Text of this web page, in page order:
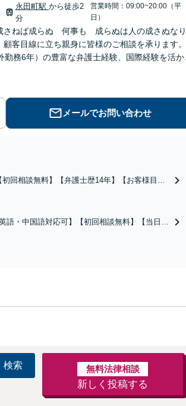
永田町駅 から徒歩2
分
営業時間：09:00~20:00（平
日）
さねば成らぬ 何事も 成らぬは人の成さぬなり
客目線に立ち親身に皆様のご相談を承ります。
勤務6年）の豊富な弁護士経験、国際経験を活か
メールでお問い合わせ
初回相談無料】【弁護士歴14年】【お客様目
英語・中国語対応可】【初回相談無料】【当日/
検索 無料法律相談
新しく投稿する